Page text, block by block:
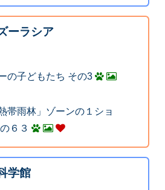
ーラシア
の子どもたち その3
帯雨林」ゾーンの１ショ
６３
学館